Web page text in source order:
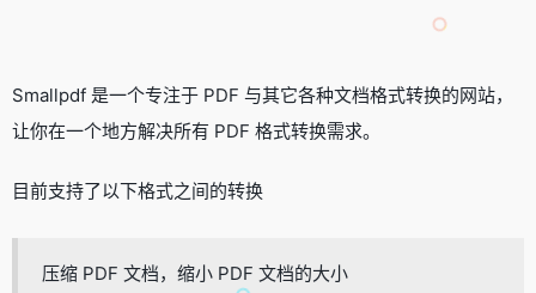
Smallpdf 是一个专注于 PDF 与其它各种文档格式转换的网站，
让你在一个地方解决所有 PDF 格式转换需求。
目前支持了以下格式之间的转换
压缩 PDF 文档，缩小 PDF 文档的大小